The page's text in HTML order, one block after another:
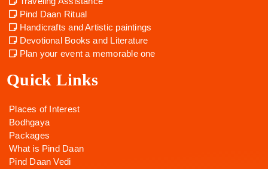
Pind Daan Ritual
Handicrafts and Artistic paintings
Devotional Books and Literature
Plan your event a memorable one
Quick Links
Places of Interest
Bodhgaya
Packages
What is Pind Daan
Pind Daan Vedi